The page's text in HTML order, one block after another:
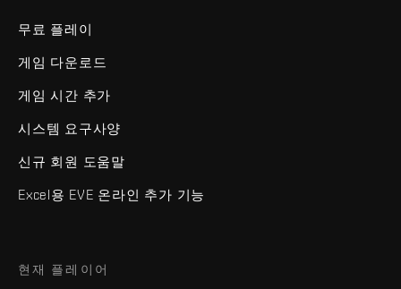
무료 플레이
게임 다운로드
게임 시간 추가
시스템 요구사양
신규 회원 도움말
Excel용 EVE 온라인 추가 기능
현재 플레이어